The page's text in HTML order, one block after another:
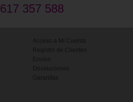
617 357 588
Acceso a Mi Cuenta
Registro de Clientes
Envíos
Devoluciones
Garantías